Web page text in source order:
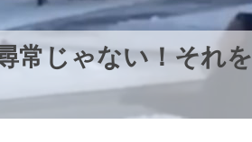
常じゃない！それを